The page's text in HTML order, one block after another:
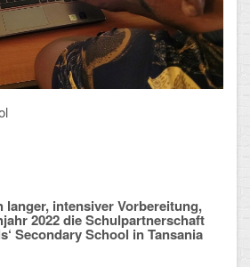
langer, intensiver Vorbereitung,
2022 die Schulpartnerschaft
Secondary School in Tansania